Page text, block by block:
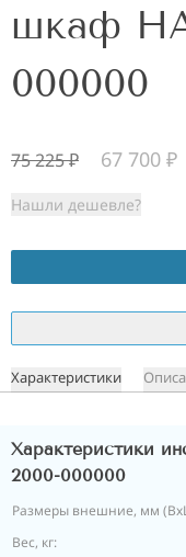
шкаф
000000
75 225₽ 67 700 ₽
Нашли дешевле?
Характеристики
Характеристики
2000-000000
Размеры внешние, мм
Вес, кг: